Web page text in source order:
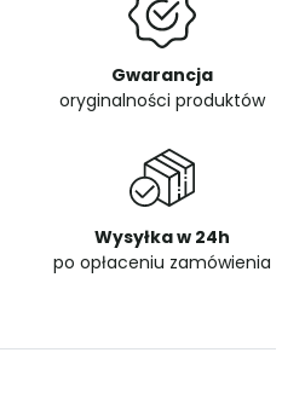
Gwarancja
oryginalności produktów
Wysyłka w 24h
po opłaceniu zamówienia